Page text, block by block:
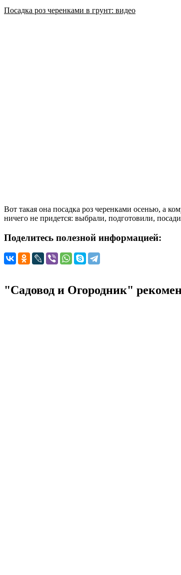
Посадка роз черенками в грунт: видео
Вот такая она посадка роз черенками осенью, а
ничего не придется: выбрали, подготовили,
Поделитесь полезной информацией:
"Садовод и Огородник"